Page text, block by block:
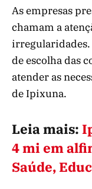
As empresas
chamam a
irregularidades.
de escolha das
atender as
de Ipixuna.
Leia mais:
4 mi em
Saúde,